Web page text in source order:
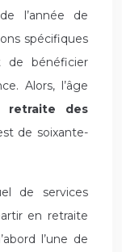
l’année de
spécifiques
de bénéficier
Alors, l’âge
retraite des
de soixante-
de services
en retraite
l’une de